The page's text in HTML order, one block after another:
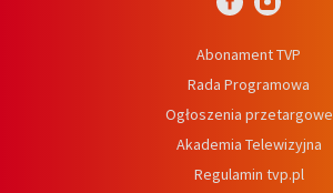
Abonament TVP
Rada Programowa
Ogłoszenia przetargowe
Akademia Telewizyjna
Regulamin tvp.pl